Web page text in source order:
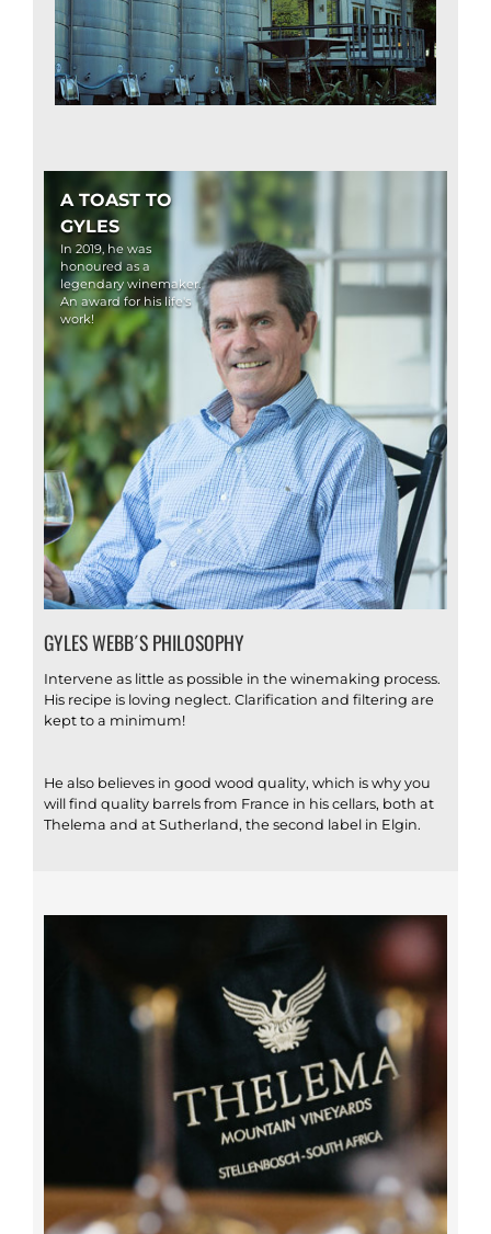
A TOAST TO
GYLES
In 2019, he was
honoured as a
legendary winemaker.
An award for his life's
work!
GYLES WEBB´S PHILOSOPHY
Intervene as little as possible in the winemaking process.
His recipe is loving neglect. Clarification and filtering are
kept to a minimum!
He also believes in good wood quality, which is why you
will find quality barrels from France in his cellars, both at
Thelema and at Sutherland, the second label in Elgin.